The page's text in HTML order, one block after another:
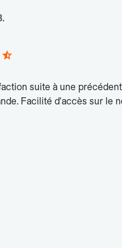
suite à une
Facilité d'accès sur le